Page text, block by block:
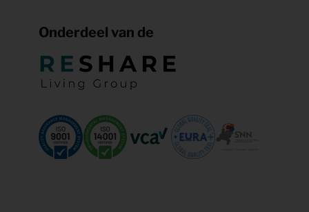
Onderdeel van de